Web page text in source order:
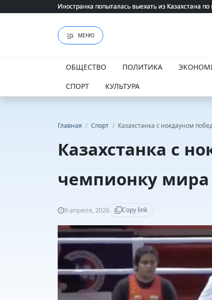
Иностранка попыталась выехать из Казахстана по
Иностранка попыталась выехать из Казахстана по
МЕНЮ
ОБЩЕСТВО ПОЛИТИКА
СПОРТ
КУЛЬТУРА
Главная / Спорт / Казахстанка с нокдауном
Казахстанка с
чемпионку
9 апреля, 2026 Copy link